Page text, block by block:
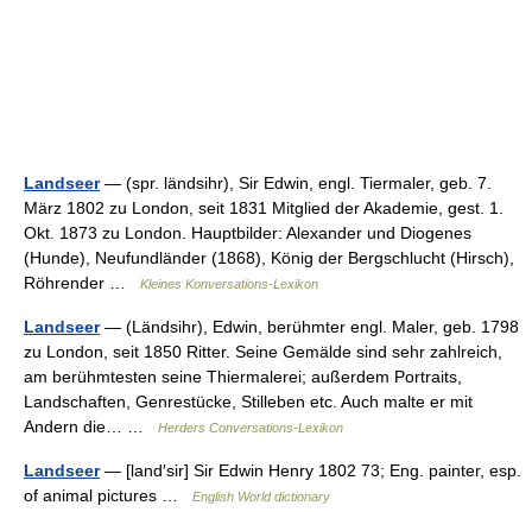
Landseer— (spr. ländsihr), Sir Edwin, engl. Tiermaler, geb. 7.
März 1802 zu London, seit 1831 Mitglied der Akademie, gest. 1.
Okt. 1873 zu London. Hauptbilder: Alexander und Diogenes
(Hunde), Neufundländer (1868), König der Bergschlucht (Hirsch),
Röhrender …
Kleines Konversations-Lexikon
Landseer— (Ländsihr), Edwin, berühmter engl. Maler, geb. 1798
zu London, seit 1850 Ritter. Seine Gemälde sind sehr zahlreich,
am berühmtesten seine Thiermalerei; außerdem Portraits,
Landschaften, Genrestücke, Stilleben etc. Auch malte er mit
Andern die… …
Herders Conversations-Lexikon
Landseer— [land′sir] Sir Edwin Henry 1802 73; Eng. painter, esp.
of animal pictures …
English World dictionary